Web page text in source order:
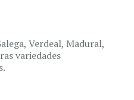
Verdeal, Madural,
variedades